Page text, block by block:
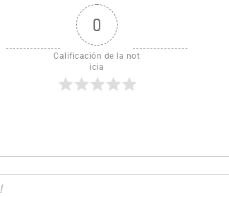
0
Calificación de la not
icia